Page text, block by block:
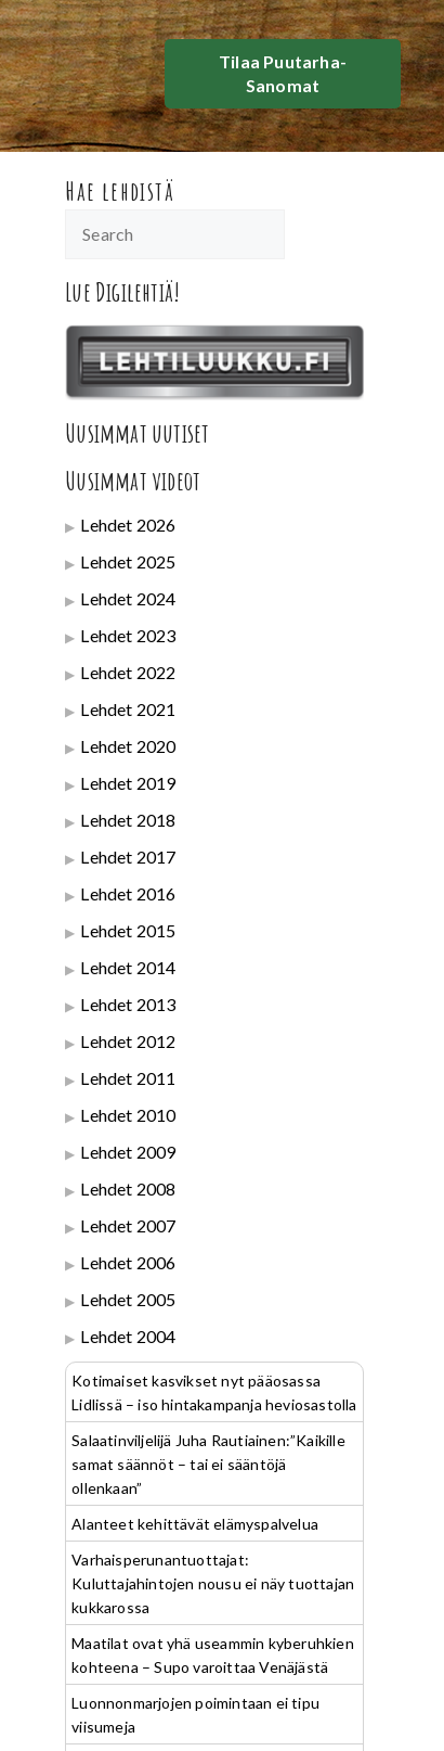
Tilaa Puutarha-
Sanomat
Hae lehdistä
Lue Digilehtiä!
Uusimmat uutiset
Uusimmat videot
Lehdet 2026
Lehdet 2025
Lehdet 2024
Lehdet 2023
Lehdet 2022
Lehdet 2021
Lehdet 2020
Lehdet 2019
Lehdet 2018
Lehdet 2017
Lehdet 2016
Lehdet 2015
Lehdet 2014
Lehdet 2013
Lehdet 2012
Lehdet 2011
Lehdet 2010
Lehdet 2009
Lehdet 2008
Lehdet 2007
Lehdet 2006
Lehdet 2005
Lehdet 2004
Kotimaiset kasvikset nyt pääosassa
Lidlissä – iso hintakampanja heviosastolla
Salaatinviljelijä Juha Rautiainen:”Kaikille
samat säännöt – tai ei sääntöjä
ollenkaan”
Alanteet kehittävät elämyspalvelua
Varhaisperunantuottajat:
Kuluttajahintojen nousu ei näy tuottajan
kukkarossa
Maatilat ovat yhä useammin kyberuhkien
kohteena – Supo varoittaa Venäjästä
Luonnonmarjojen poimintaan ei tipu
viisumeja